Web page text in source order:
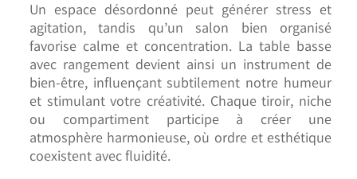
Un espace désordonné peut générer stress et
agitation, tandis qu’un salon bien organisé
favorise calme et concentration. La table basse
avec rangement devient ainsi un instrument de
bien-être, influençant subtilement notre humeur
et stimulant votre créativité. Chaque tiroir, niche
ou compartiment participe à créer une
atmosphère harmonieuse, où ordre et esthétique
coexistent avec fluidité.